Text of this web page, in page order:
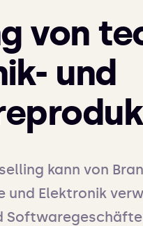
von
und
kann von
Elektronik